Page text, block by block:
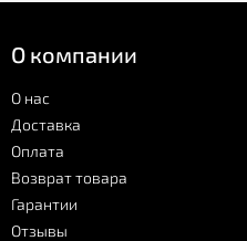
О компании
О нас
Доставка
Оплата
Возврат товара
Гарантии
Отзывы